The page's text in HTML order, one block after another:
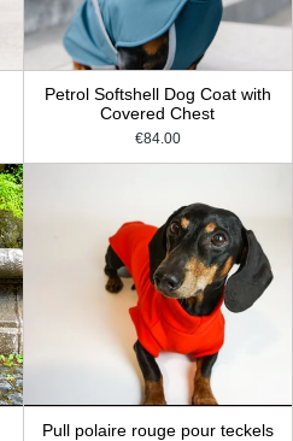
Petrol Softshell Dog Coat with
Covered Chest
€84.00
Pull polaire rouge pour teckels